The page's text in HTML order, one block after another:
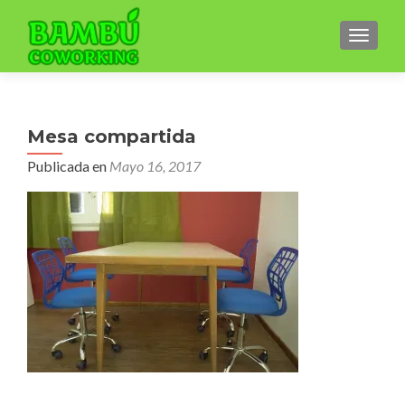
Mesa compartida
Publicada en Mayo 16, 2017